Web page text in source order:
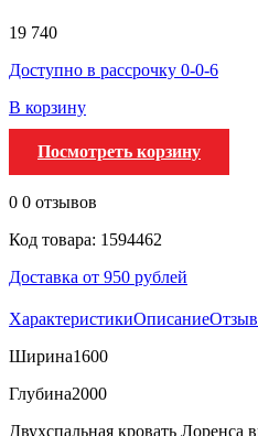
19 740
Доступно в рассрочку 0-0-6
В корзину
Посмотреть корзину
0 0 отзывов
Код товара: 1594462
Доставка от 950 рублей
ХарактеристикиОписание
Ширина1600
Глубина2000
Двухспальная кровать Лоренса